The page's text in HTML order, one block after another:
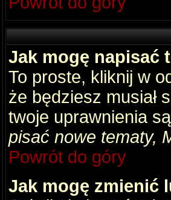
Jak mogę napisać
To proste, kliknij w
że będziesz musiał
twoje uprawnienia
pisać nowe tematy,
Powrót do góry
Jak mogę zmienić